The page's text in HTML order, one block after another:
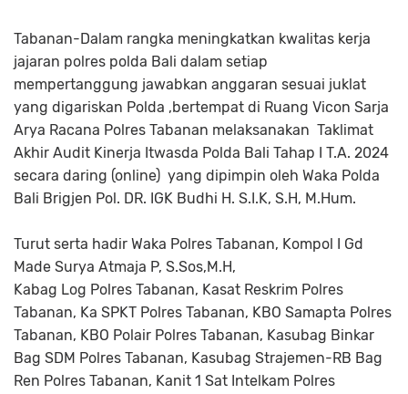
Tabanan-Dalam rangka meningkatkan kwalitas kerja
jajaran polres polda Bali dalam setiap
mempertanggung jawabkan anggaran sesuai juklat
yang digariskan Polda ,bertempat di Ruang Vicon Sarja
Arya Racana Polres Tabanan melaksanakan Taklimat
Akhir Audit Kinerja Itwasda Polda Bali Tahap I T.A. 2024
secara daring (online) yang dipimpin oleh Waka Polda
Bali Brigjen Pol. DR. IGK Budhi H. S.I.K, S.H, M.Hum.
Turut serta hadir Waka Polres Tabanan, Kompol I Gd
Made Surya Atmaja P, S.Sos,M.H,
Kabag Log Polres Tabanan, Kasat Reskrim Polres
Tabanan, Ka SPKT Polres Tabanan, KBO Samapta Polres
Tabanan, KBO Polair Polres Tabanan, Kasubag Binkar
Bag SDM Polres Tabanan, Kasubag Strajemen-RB Bag
Ren Polres Tabanan, Kanit 1 Sat Intelkam Polres